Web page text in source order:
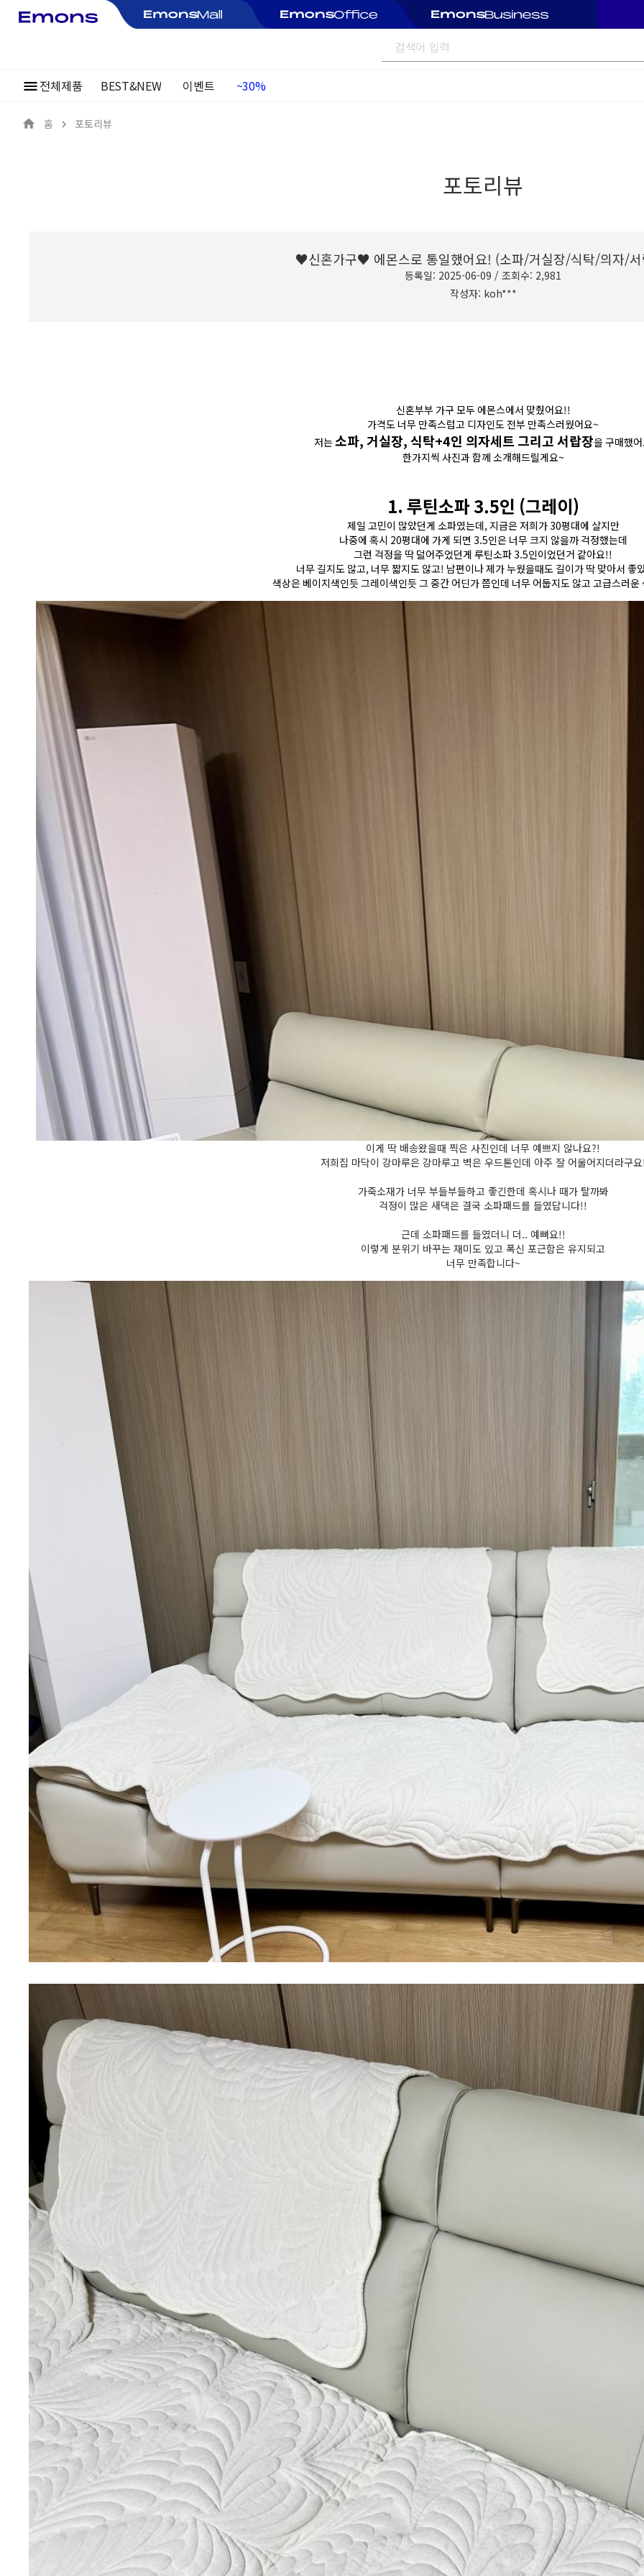
전체제품 BEST&NEW 이벤트
여름정기행사
홈 포토리뷰
포토리뷰
♥신혼가구♥ 에몬스로 통일했어요! (소파/거실장/식탁/의자/
등록일: 2025-06-09 / 조회수: 2,981
작성자: koh***
신혼부부 가구 모두 에몬스에서 맞췄어요!!
가격도 너무 만족스럽고 디자인도 전부 만족스러웠어요~
저는소파, 거실장, 식탁+4인 의자세트 그리고 서랍장을 구매했
한가지씩 사진과 함께 소개해드릴게요~
1. 루틴소파 3.5인 (그레이)
제일 고민이 많았던게 소파였는데, 지금은 저희가 30평대에 살지만
나중에 혹시 20평대에 가게 되면 3.5인은 너무 크지 않을까 걱정했는데
그런 걱정을 딱 덜어주었던게 루틴소파 3.5인이었던거 같아요!!
너무 길지도 않고, 너무 짧지도 않고! 남편이나 제가 누웠을때도 길이가 딱 맞아서 좋
색상은 베이지색인듯 그레이색인듯 그 중간 어딘가 쯤인데 너무 어둡지도 않고 고급스러운
이게 딱 배송왔을때 찍은 사진인데 너무 예쁘지 않나요?!
저희집 마닥이 강마루은 강마루고 벽은 우드톤인데 아주 잘 어울어지더라구
가죽소재가 너무 부들부들하고 좋긴한데 혹시나 때가 탈까봐
걱정이 많은 새댁은 결국 소파패드를 들였답니다!!
근데 소파패드를 들였더니 더.. 예뼈요!!
이렇게 분위기 바꾸는 재미도 있고 폭신 포근함은 유지되고
너무 만족합니다~